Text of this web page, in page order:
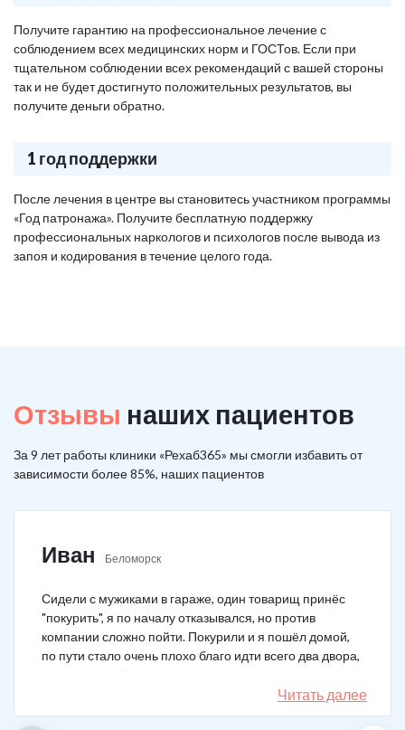
Получите гарантию на профессиональное лечение с
соблюдением всех медицинских норм и ГОСТов. Если при
тщательном соблюдении всех рекомендаций с вашей стороны
так и не будет достигнуто положительных результатов, вы
получите деньги обратно.
1 год поддержки
После лечения в центре вы становитесь участником программы
«Год патронажа». Получите бесплатную поддержку
профессиональных наркологов и психологов после вывода из
запоя и кодирования в течение целого года.
Отзывы наших пациентов
За 9 лет работы клиники «Рехаб365» мы смогли избавить от
зависимости более 85%, наших пациентов
Иван Беломорск
Сидели с мужиками в гараже, один товарищ принёс
"покурить", я по началу отказывался, но против
компании сложно пойти. Покурили и я пошёл домой,
по пути стало очень плохо благо идти всего два двора,
чувствовал что точно, что-то не так. Спасибо большое,
что быстро приехали, поставили капельницу и уже
Читать далее